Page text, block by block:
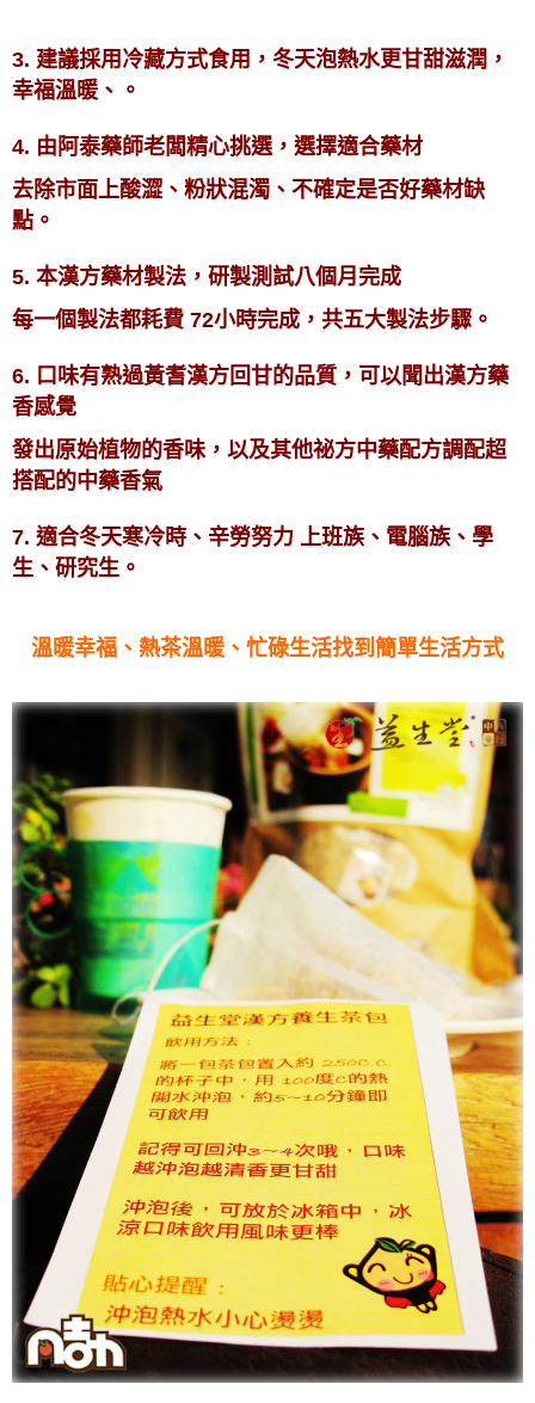
3. 建議採用冷藏方式食用，冬天泡熱水更甘甜滋潤，
幸福溫暖、。
4. 由阿泰藥師老闆精心挑選，選擇適合藥材
去除市面上酸澀、粉狀混濁、不確定是否好藥材缺
點。
5. 本漢方藥材製法，研製測試八個月完成
每一個製法都耗費 72小時完成，共五大製法步驟。
6. 口味有熟過黃耆漢方回甘的品質，可以聞出漢方藥
香感覺
發出原始植物的香味，以及其他祕方中藥配方調配超
搭配的中藥香氣
7. 適合冬天寒冷時、辛勞努力 上班族、電腦族、學
生、研究生。
溫暖幸福、熱茶溫暖、忙碌生活找到簡單生活方式